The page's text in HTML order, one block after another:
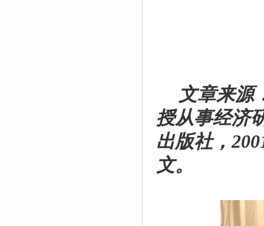
文章来源
授从事经济
出版社，
文。